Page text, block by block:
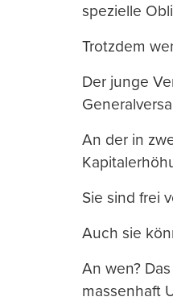
spezielle
Trotzdem
Der junge
An der in
Sie sind frei
Auch sie
An wen?
massenhaft